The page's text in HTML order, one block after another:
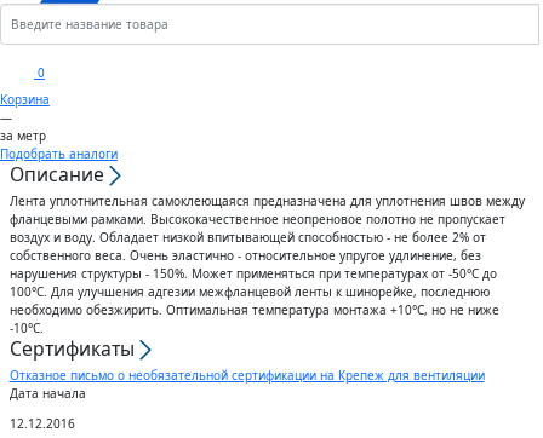
0
Корзина
Анкеры
Шплинты
Штифты
Дюбели
Шурупы
Гвозди
Спец.крепеж
Скобы
Крюки
Вертлюги
Блоки
Сектора управления к
дроссельному клапану
Воздуховоды гибкие
Диффузоры для вентиляции
Штампованные изделия
Клапаны
Гибкие вставки
—
за метр
Подобрать аналоги
Описание
Лента уплотнительная самоклеющаяся предназначена для уплотнения швов между
фланцевыми рамками. Высококачественное неопреновое полотно не пропускает
воздух и воду. Обладает низкой впитывающей способностью - не более 2% от
собственного веса. Очень эластично - относительное упругое удлинение, без
нарушения структуры - 150%. Может применяться при температурах от -50°C до
100°C. Для улучшения адгезии межфланцевой ленты к шинорейке, последнюю
необходимо обезжирить. Оптимальная температура монтажа +10°C, но не ниже
-10°C.
Сертификаты
Отказное письмо о необязательной сертификации на Крепеж для вентиляции
Дата начала
12.12.2016